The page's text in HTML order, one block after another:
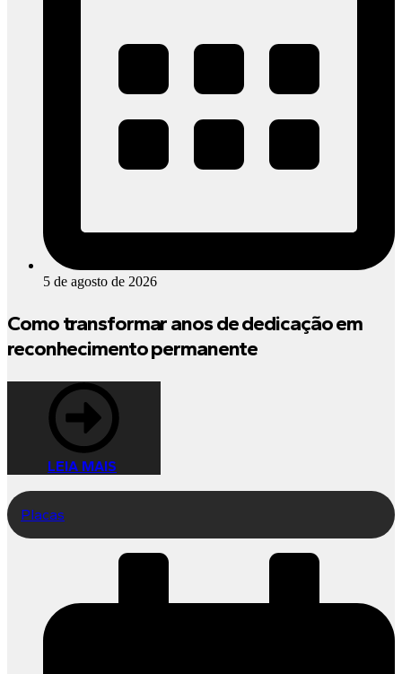
5 de agosto de 2026
Como transformar anos de dedicação em
reconhecimento permanente
LEIA MAIS
Placas